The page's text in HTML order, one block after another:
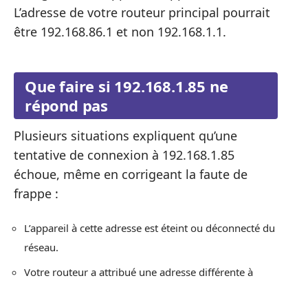
L’adresse de votre routeur principal pourrait
être 192.168.86.1 et non 192.168.1.1.
Que faire si 192.168.1.85 ne
répond pas
Plusieurs situations expliquent qu’une
tentative de connexion à 192.168.1.85
échoue, même en corrigeant la faute de
frappe :
L’appareil à cette adresse est éteint ou déconnecté du
réseau.
Votre routeur a attribué une adresse différente à